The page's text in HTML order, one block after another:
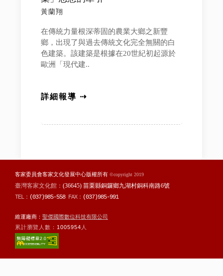
黃蘭翔
在傳統力量根深蒂固的農業大鄉之新豐
鄉，出現了與過去傳統文化完全無關的白
色建築。該建築是根據在20世紀初起源於
歐洲「現代建..
詳細報導 ⇢
客家委員會客家文化發展中心版權所有 ©copyright 2019
臺灣客家文化館： (36645) 苗栗縣銅鑼鄉九湖村銅科南路6號
TEL： (037)985-558FAX： (037)985-991
維運廠商： 聖傑國際數位科技有限公司
累計瀏覽人數： 1005954 人